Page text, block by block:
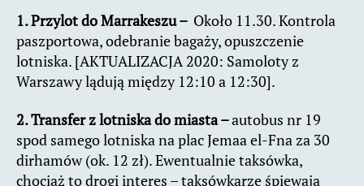
1. Przylot do Marrakeszu – Około 11.30. Kontrola
paszportowa, odebranie bagaży, opuszczenie
lotniska. [AKTUALIZACJA 2020: Samoloty z
Warszawy lądują między 12:10 a 12:30].
2. Transfer z lotniska do miasta –autobus nr 19
spod samego lotniska na plac Jemaa el-Fna za 30
dirhamów (ok. 12 zł). Ewentualnie taksówka,
chociaż to drogi interes – taksówkarze śpiewają